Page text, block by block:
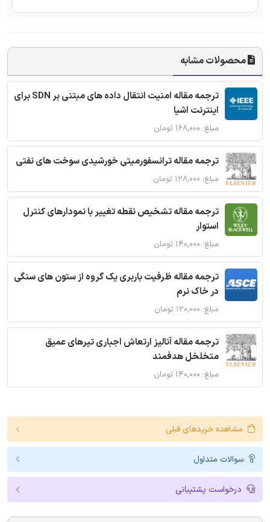
محصولات مشابه
ترجمه مقاله امنیت انتقال داده های مبتنی بر SDN برای
اینترنت اشیا
مبلغ: ۱۶۸,۰۰۰ تومان
ترجمه مقاله ترانسفورمیتی خورشیدی سوخت های نفتی
مبلغ: ۱۲۸,۰۰۰ تومان
ترجمه مقاله تشخیص نقطه تغییر با نمودارهای کنترل
استوار
مبلغ: ۱۴۰,۰۰۰ تومان
ترجمه مقاله ظرفیت باربری یک گروه از ستون های سنگی
در خاک نرم
مبلغ: ۱۲۰,۰۰۰ تومان
ترجمه مقاله آنالیز ارتعاش اجباری تیرهای عمیق
متخلخل هدفمند
مبلغ: ۱۴۰,۰۰۰ تومان
مشاهده خریدهای قبلی
سوالات متداول
درخواست پشتیبانی